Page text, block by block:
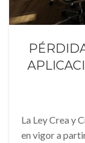
La Ley Crea y
en vigor a